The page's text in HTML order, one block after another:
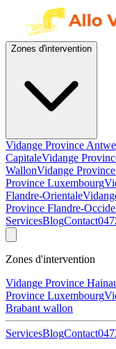
Zones d'intervention
Vidange Province
CapitaleVidange
WallonVidange
Province Luxembourg
Flandre-Orientale
Province Flandre-
ServicesBlogContact
Zones d'intervention
Vidange Province
Province Luxembourg
Brabant wallon
ServicesBlogContact